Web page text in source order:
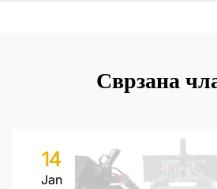
Сврзана
14
Jan